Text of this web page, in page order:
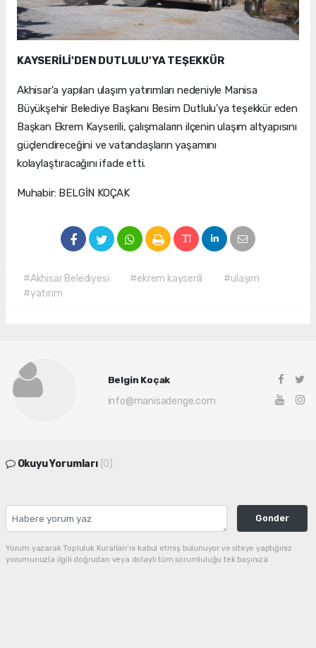
KAYSERİLİ'DEN DUTLULU'YA TEŞEKKÜR
Akhisar'a yapılan ulaşım yatırımları nedeniyle Manisa
Büyükşehir Belediye Başkanı Besim Dutlulu'ya teşekkür eden
Başkan Ekrem Kayserili, çalışmaların ilçenin ulaşım altyapısını
güçlendireceğini ve vatandaşların yaşamını
kolaylaştıracağını ifade etti.
Muhabir: BELGİN KOÇAK
#Akhisar Belediyesi #ekrem kayserili
#ulaşım
#yatırım
Belgin Koçak
info@manisadenge.com
Okuyu Yorumları (0)
Gonder
Yorum yazarak Topluluk Kuralları’nı kabul etmiş bulunuyor ve siteye yaptığınız
yorumunuzla ilgili doğrudan veya dolaylı tüm sorumluluğu tek başınıza